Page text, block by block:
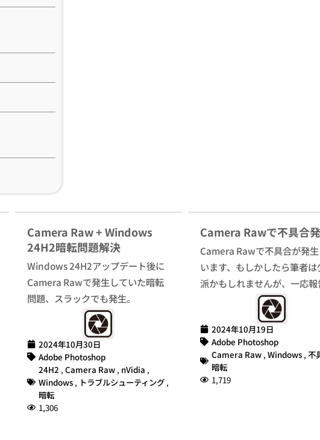
Camera Raw + Windows
24H2暗転問題解決
Windows 24H2アップデート後に
Camera Rawで発生していた暗転
問題、スラックでも発生。
2024年10月30日
Adobe Photoshop
24H2 , Camera Raw, nVidia ,
Windows, トラブルシューティング,
暗転
1,306
Camera Rawで不具合
Camera Rawで不具合が発
います、もしかしたら筆者は
派かもしれませんが、一応報
2024年10月19日
Adobe Photoshop
Camera Raw , Windows , 不
暗転
1,719